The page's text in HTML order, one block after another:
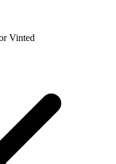
Vinted